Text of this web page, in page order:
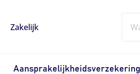
Zakelijk
Aansprakelijkheidsverzekering